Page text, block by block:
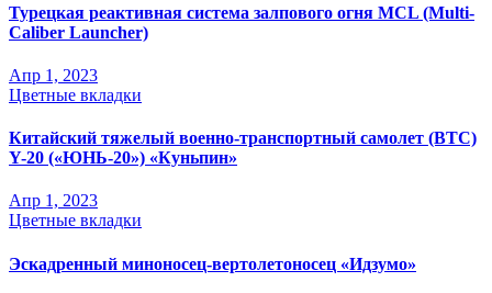
Турецкая реактивная система залпового огня MCL (Multi-
Caliber Launcher)
Апр 1, 2023
Цветные вкладки
Китайский тяжелый военно-транспортный самолет (BTC)
Y-20 («ЮНЬ-20») «Куньпин»
Апр 1, 2023
Цветные вкладки
Эскадренный миноносец-вертолетоносец «Идзумо»